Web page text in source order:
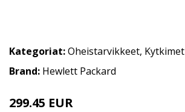
Kategoriat:Oheistarvikkeet, Kytkimet
Brand: Hewlett Packard
299.45 EUR